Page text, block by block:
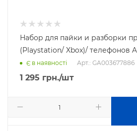
Набор для пайки и разборки
(Playstation/ Xbox)/ телефонов
Є в наявності Арт.: GA003677886
1 295 грн./шт